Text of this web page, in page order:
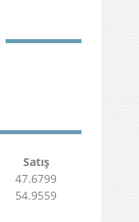
Satış
47.6799
54.9559